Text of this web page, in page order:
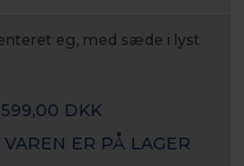
eg, med sæde i lyst
DKK
VAREN ER PÅ LAGER